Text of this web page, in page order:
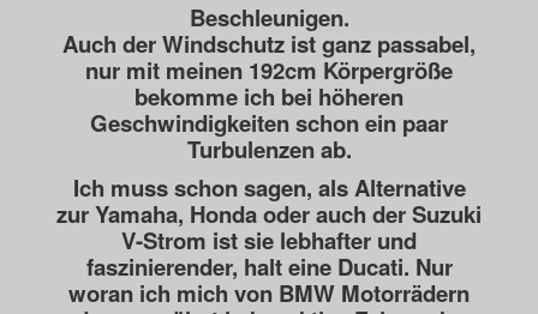
Beschleunigen.
Auch der Windschutz ist ganz passabel,
nur mit meinen 192cm Körpergröße
bekomme ich bei höheren
Geschwindigkeiten schon ein paar
Turbulenzen ab.
Ich muss schon sagen, als Alternative
zur Yamaha, Honda oder auch der Suzuki
V-Strom ist sie lebhafter und
faszinierender, halt eine Ducati. Nur
woran ich mich von BMW Motorrädern